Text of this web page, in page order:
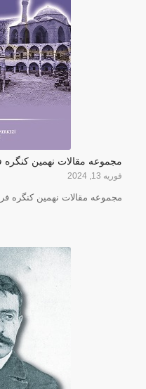
مجموعه مقالات نهمین
فوریه 13, 2024
مجموعه مقالات نهمین